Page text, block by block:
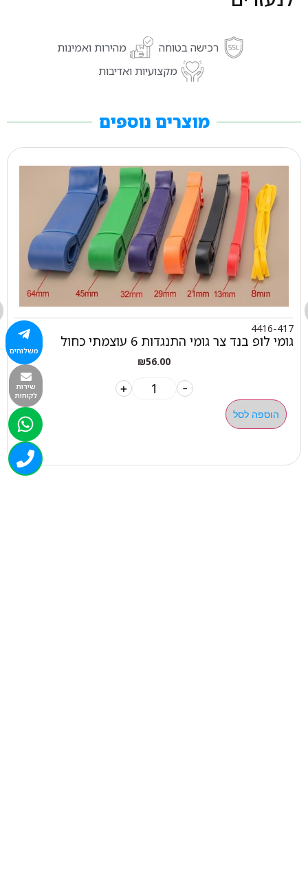
רכישה בטוחה
מהירות ואמינות
מקצועיות ואדיבות
מוצרים נוספים
4416-417
גומי לופ בנד צר גומי התנגדות 6 עוצמתי כחול
₪56.00
-
+
הוספה לסל
משלוחים
שירות
לקוחות